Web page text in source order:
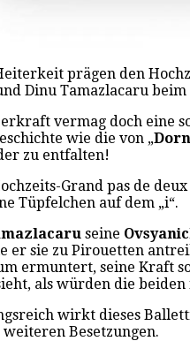
prägen den
Dinu Tamazlacaru
vermag doch eine
wie die von „
zu entfalten!
Grand pas de deux
Tüpfelchen auf dem „i“.
seine
er sie zu Pirouetten
ermuntert, seine Kraft
als würden die
wirkt dieses
Besetzungen.